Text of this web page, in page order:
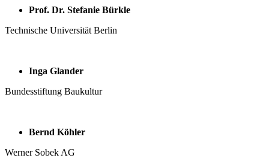
Prof. Dr. Stefanie Bürkle
Technische Universität Berlin
Inga Glander
Bundesstiftung Baukultur
Bernd Köhler
Werner Sobek AG